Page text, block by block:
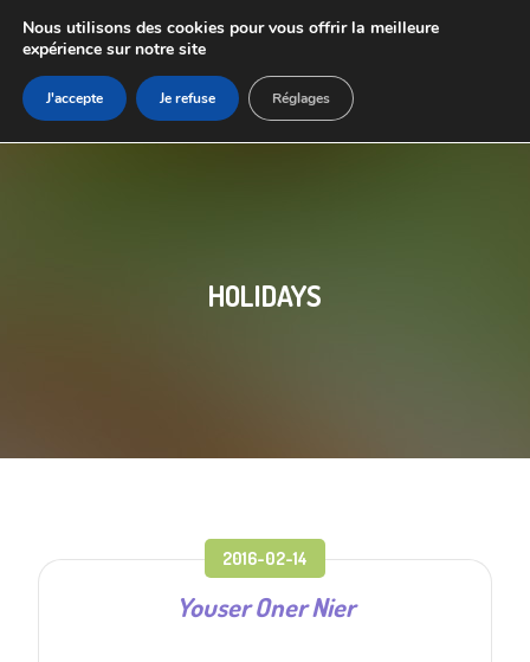
HOLIDAYS
2016-02-14
Youser Oner Nier
Nous utilisons des cookies pour vous offrir la meilleure
expérience sur notre site
J'accepte Je refuse Réglages